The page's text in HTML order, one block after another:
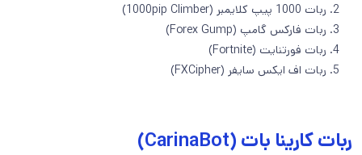
ربات 1000 پیپ کلایمبر (1000pip Climber)
ربات فارکس گامپ (Forex Gump)
ربات فورتنایت (Fortnite)
ربات اف ایکس سایفر (FXCipher)
ربات کارینا بات (CarinaBot)